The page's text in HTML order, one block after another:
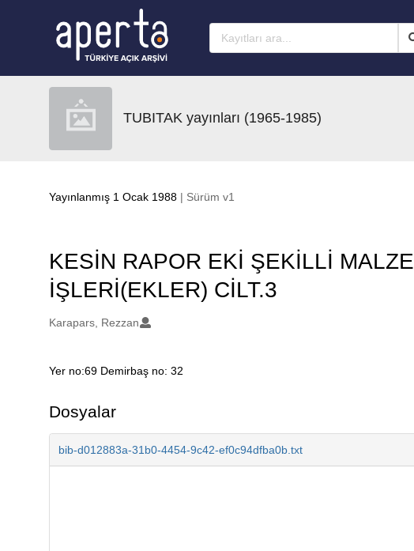
TUBITAK yayınları (1965-1985)
Yayınlanmış 1 Ocak 1988 | Sürüm v1
KESİN RAPOR EKİ ŞEKİLLİ
İŞLERİ(EKLER) CİLT.3
Oluşturanlar
Karapars, Rezzan
Açıklama
Yer no:69 Demirbaş no: 32
Dosyalar
bib-d012883a-31b0-4454-9c42-ef0c94dfba0b.txt